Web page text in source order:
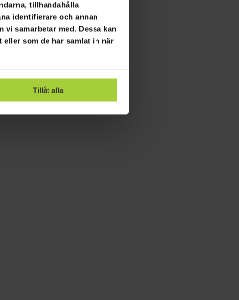
tillhandahålla
identifierare och annan
samarbetar med. Dessa kan
som de har samlat in när
Tillåt alla